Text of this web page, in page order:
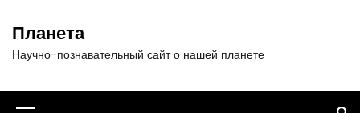
т
Планета
Научно-познавательный сайт о нашей планете